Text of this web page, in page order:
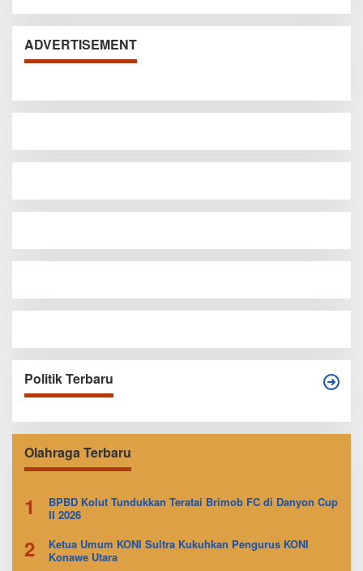
ADVERTISEMENT
Politik Terbaru
Olahraga Terbaru
1
BPBD Kolut Tundukkan Teratai Brimob FC di Danyon Cup
II 2026
2
Ketua Umum KONI Sultra Kukuhkan Pengurus KONI
Konawe Utara